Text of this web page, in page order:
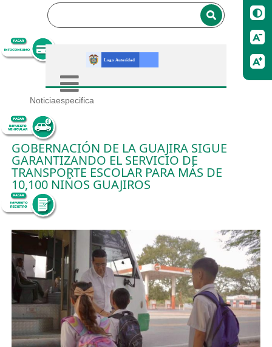
Noticiaespecifica
GOBERNACIÓN DE LA GUAJIRA SIGUE
GARANTIZANDO EL SERVICIO DE
TRANSPORTE ESCOLAR PARA MÁS DE
10,100 NIÑOS GUAJIROS
7/4/2025